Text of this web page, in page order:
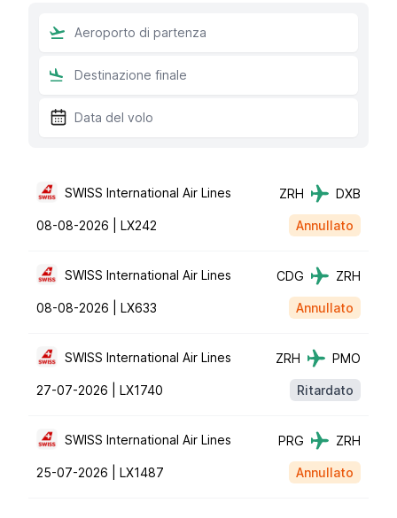
SWISS International Air Lines ZRH DXB
08-08-2026 | LX242 Annullato
SWISS International Air Lines CDG ZRH
08-08-2026 | LX633 Annullato
SWISS International Air Lines ZRH PMO
27-07-2026 | LX1740 Ritardato
SWISS International Air Lines PRG ZRH
25-07-2026 | LX1487 Annullato